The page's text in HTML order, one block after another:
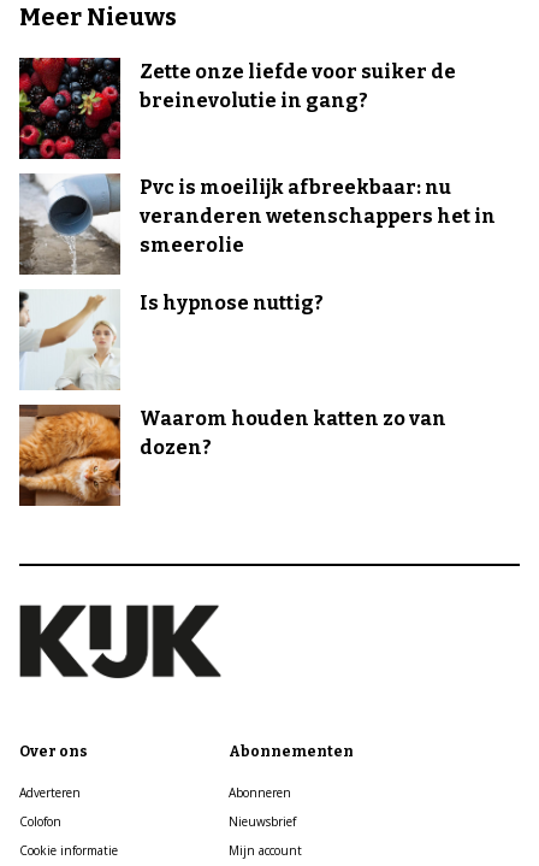
Meer Nieuws
Zette onze liefde voor suiker de
breinevolutie in gang?
Pvc is moeilijk afbreekbaar: nu
veranderen wetenschappers het in
smeerolie
Is hypnose nuttig?
Waarom houden katten zo van
dozen?
Over ons
Adverteren
Colofon
Cookie informatie
Abonnementen
Abonneren
Nieuwsbrief
Mijn account